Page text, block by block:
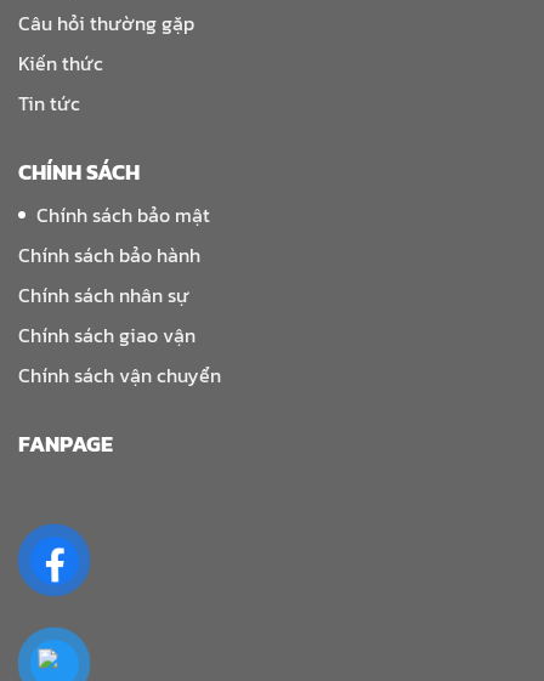
Câu hỏi thường gặp
Kiến thức
Tin tức
CHÍNH SÁCH
Chính sách bảo mật
Chính sách bảo hành
Chính sách nhân sự
Chính sách giao vận
Chính sách vận chuyển
FANPAGE